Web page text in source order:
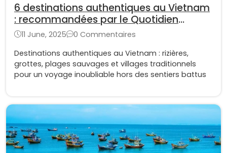
6 destinations authentiques au Vietnam
: recommandées par le Quotidien
britannique
11 June, 2025
0 Commentaires
Destinations authentiques au Vietnam : rizières,
grottes, plages sauvages et villages traditionnels
pour un voyage inoubliable hors des sentiers battus